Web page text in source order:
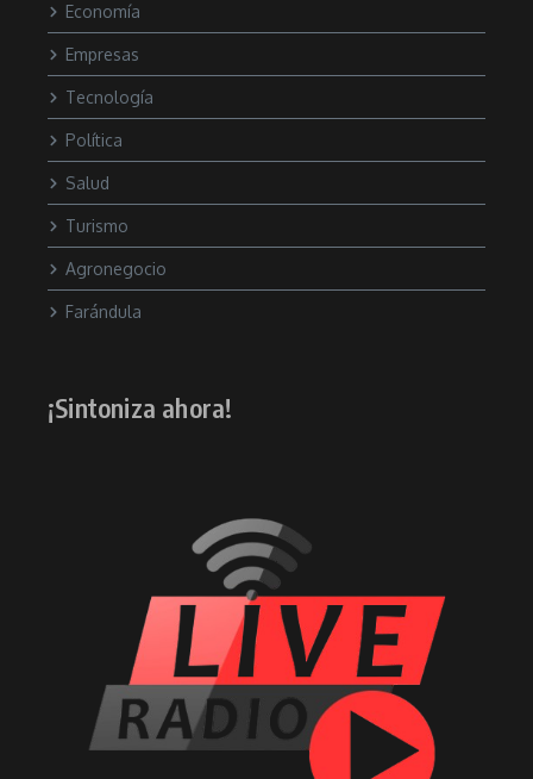
Economía
Empresas
Tecnología
Política
Salud
Turismo
Agronegocio
Farándula
¡Sintoniza ahora!